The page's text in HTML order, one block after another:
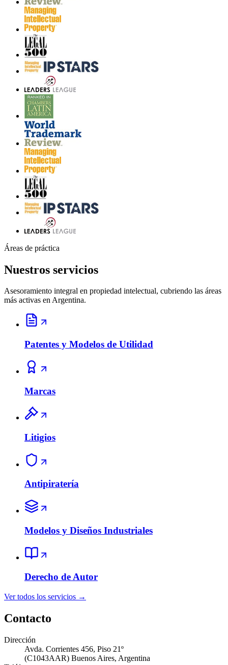
Áreas de práctica
Nuestros servicios
Asesoramiento integral en propiedad intelectual, cubriendo las áreas
más activas en Argentina.
Patentes y Modelos de Utilidad
Marcas
Litigios
Antipiratería
Modelos y Diseños Industriales
Derecho de Autor
Ver todos los servicios →
Contacto
Dirección
Avda. Corrientes 456, Piso 21º
(C1043AAR) Buenos Aires, Argentina